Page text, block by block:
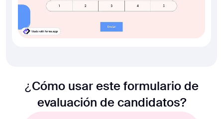
¿Cómo usar este formulario de
evaluación de candidatos?